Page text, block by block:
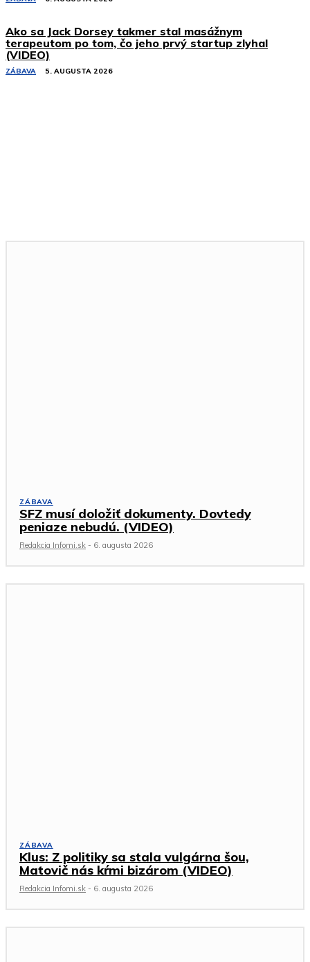
Ako sa Jack Dorsey takmer stal masážnym
terapeutom po tom, čo jeho prvý startup zlyhal
(VIDEO)
ZÁBAVA 5. AUGUSTA 2026
ZÁBAVA
SFZ musí doložiť dokumenty. Dovtedy
peniaze nebudú. (VIDEO)
Redakcia Infomi.sk - 6. augusta 2026
ZÁBAVA
Klus: Z politiky sa stala vulgárna šou,
Matovič nás kŕmi bizárom (VIDEO)
Redakcia Infomi.sk - 6. augusta 2026